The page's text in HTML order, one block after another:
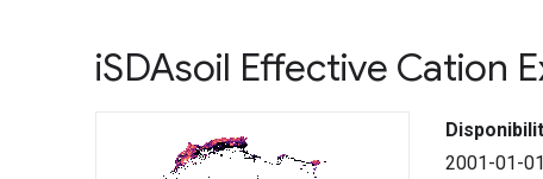
iSDAsoil Effective Cation
2001-01-